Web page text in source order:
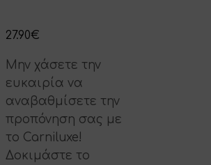
27.90€
Μην χάσετε την
ευκαιρία να
αναβαθμίσετε την
προπόνηση σας με
το Carniluxe!
Δοκιμάστε το